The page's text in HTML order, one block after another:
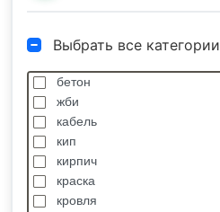
Выбрать все категории
бетон
жби
кабель
кип
кирпич
краска
кровля